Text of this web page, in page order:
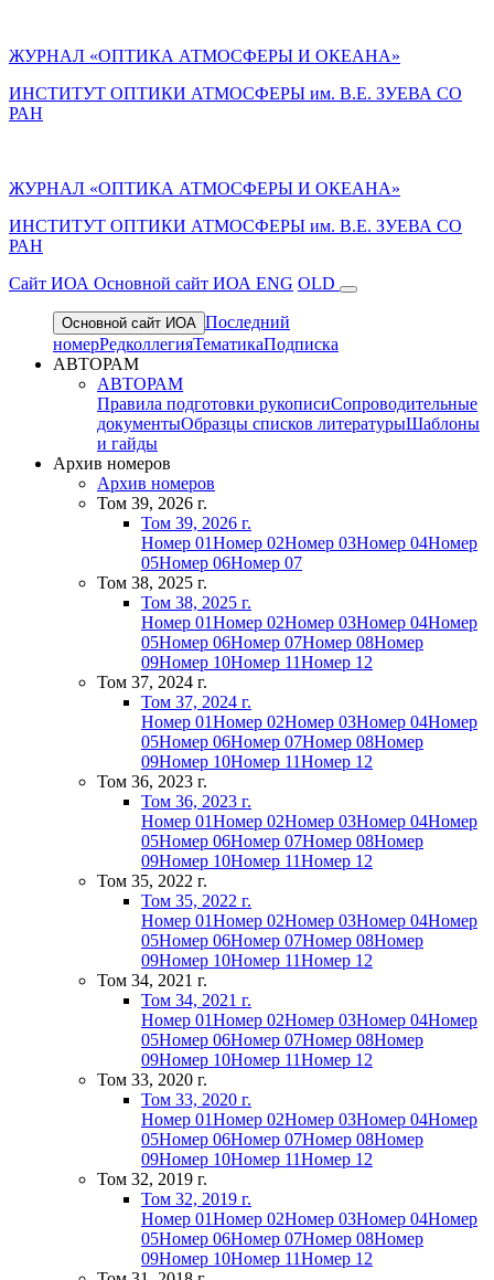
ЖУРНАЛ «ОПТИКА АТМОСФЕРЫ И ОКЕАНА»
ИНСТИТУТ ОПТИКИ АТМОСФЕРЫ им. В.Е. ЗУЕВА СО
РАН
ЖУРНАЛ «ОПТИКА АТМОСФЕРЫ И ОКЕАНА»
ИНСТИТУТ ОПТИКИ АТМОСФЕРЫ им. В.Е. ЗУЕВА СО
РАН
Cайт ИОА Основной сайт ИОА ENG OLD
Основной сайт ИОА Последний
номерРедколлегияТематикаПодписка
АВТОРАМ
АВТОРАМ
Правила подготовки рукописиСопроводительные
документыОбразцы списков литературыШаблоны
и гайды
Архив номеров
Архив номеров
Том 39, 2026 г.
Том 39, 2026 г.
Номер 01Номер 02Номер 03Номер 04Номер
05Номер 06Номер 07
Том 38, 2025 г.
Том 38, 2025 г.
Номер 01Номер 02Номер 03Номер 04Номер
05Номер 06Номер 07Номер 08Номер
09Номер 10Номер 11Номер 12
Том 37, 2024 г.
Том 37, 2024 г.
Номер 01Номер 02Номер 03Номер 04Номер
05Номер 06Номер 07Номер 08Номер
09Номер 10Номер 11Номер 12
Том 36, 2023 г.
Том 36, 2023 г.
Номер 01Номер 02Номер 03Номер 04Номер
05Номер 06Номер 07Номер 08Номер
09Номер 10Номер 11Номер 12
Том 35, 2022 г.
Том 35, 2022 г.
Номер 01Номер 02Номер 03Номер 04Номер
05Номер 06Номер 07Номер 08Номер
09Номер 10Номер 11Номер 12
Том 34, 2021 г.
Том 34, 2021 г.
Номер 01Номер 02Номер 03Номер 04Номер
05Номер 06Номер 07Номер 08Номер
09Номер 10Номер 11Номер 12
Том 33, 2020 г.
Том 33, 2020 г.
Номер 01Номер 02Номер 03Номер 04Номер
05Номер 06Номер 07Номер 08Номер
09Номер 10Номер 11Номер 12
Том 32, 2019 г.
Том 32, 2019 г.
Номер 01Номер 02Номер 03Номер 04Номер
05Номер 06Номер 07Номер 08Номер
09Номер 10Номер 11Номер 12